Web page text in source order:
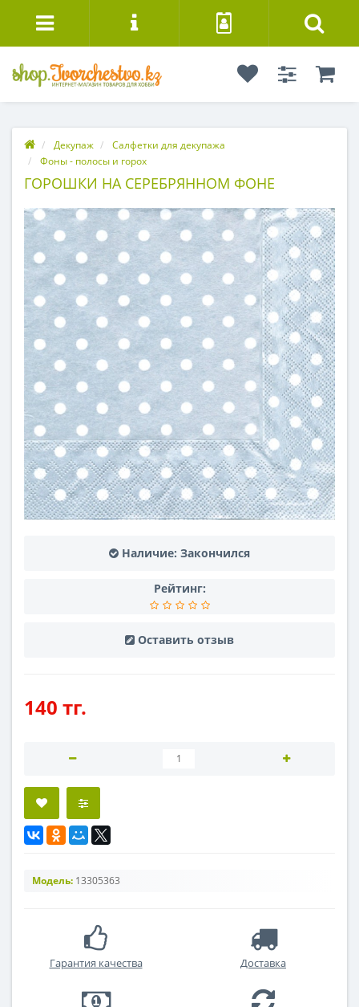
Декупаж
Салфетки для декупажа
Фоны - полосы и горох
ГОРОШКИ НА СЕРЕБРЯННОМ ФОНЕ
Наличие: Закончился
Рейтинг:
Оставить отзыв
140 тг.
Модель: 13305363
Гарантия качества Доставка